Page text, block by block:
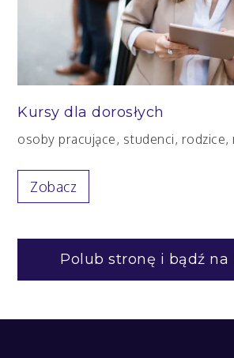
Kursy dla dorosłych
osoby pracujące, studenci, rodzice,
Zobacz
Polub stronę i bądź na